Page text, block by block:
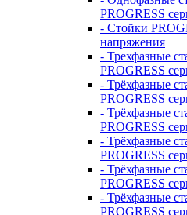
PROGRESS
- Стойки
напряжения
- Трехфазные
PROGRESS
- Трёхфазные
PROGRESS
- Трёхфазные
PROGRESS
- Трёхфазные
PROGRESS
- Трёхфазные
PROGRESS
- Трёхфазные
PROGRESS